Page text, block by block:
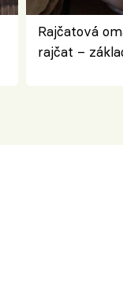
Rajčatová
rajčat –